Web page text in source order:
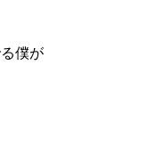
僕が